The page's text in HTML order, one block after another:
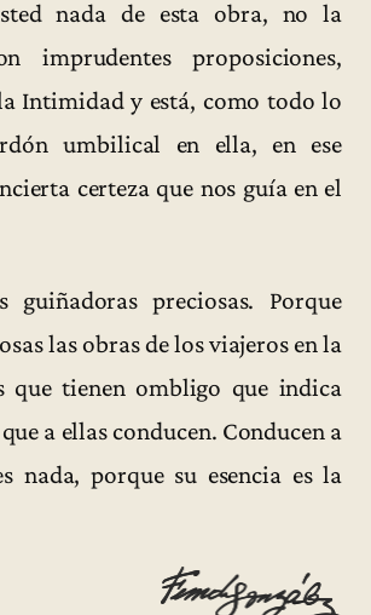
nada de esta obra, no la
imprudentes proposiciones,
Intimidad y está, como todo lo
umbilical en ella, en ese
certeza que nos guía en el
guiñadoras preciosas. Porque
las obras de los viajeros en la
que tienen ombligo que indica
a ellas conducen. Conducen a
nada, porque su esencia es la